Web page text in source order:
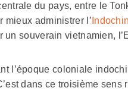
du pays, entre le
mieux administrer l’
souverain vietnamien,
l’époque coloniale
dans ce troisième sens